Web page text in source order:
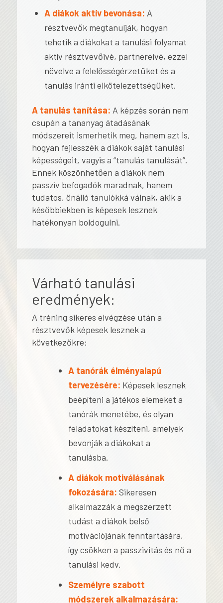
A diákok aktív bevonása: A
résztvevők megtanulják, hogyan
tehetik a diákokat a tanulási folyamat
aktív résztvevőivé, partnereivé, ezzel
növelve a felelősségérzetüket és a
tanulás iránti elkötelezettségüket.
A tanulás tanítása: A képzés során nem
csupán a tananyag átadásának
módszereit ismerhetik meg, hanem azt is,
hogyan fejlesszék a diákok saját tanulási
képességeit, vagyis a “tanulás tanulását”.
Ennek köszönhetően a diákok nem
passzív befogadók maradnak, hanem
tudatos, önálló tanulókká válnak, akik a
későbbiekben is képesek lesznek
hatékonyan boldogulni.
Várható tanulási
eredmények:
A tréning sikeres elvégzése után a
résztvevők képesek lesznek a
következőkre:
A tanórák élményalapú
tervezésére: Képesek lesznek
beépíteni a játékos elemeket a
tanórák menetébe, és olyan
feladatokat készíteni, amelyek
bevonják a diákokat a
tanulásba.
A diákok motiválásának
fokozására: Sikeresen
alkalmazzák a megszerzett
tudást a diákok belső
motivációjának fenntartására,
így csökken a passzivitás és nő a
tanulási kedv.
Személyre szabott
módszerek alkalmazására: